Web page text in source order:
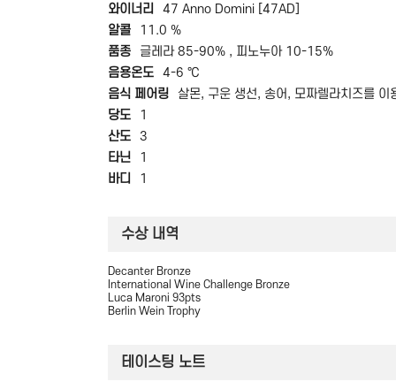
와이너리
47 Anno Domini [47AD]
알콜
11.0 %
품종
글레라 85-90% , 피노누아 10-15%
음용온도 4-6 ℃
음식 페어링 살몬, 구운 생선, 송어, 모짜렐라치즈를 이
당도
1
산도
3
타닌
1
바디
1
수상 내역
Decanter Bronze
International Wine Challenge Bronze
Luca Maroni 93pts
Berlin Wein Trophy
테이스팅 노트